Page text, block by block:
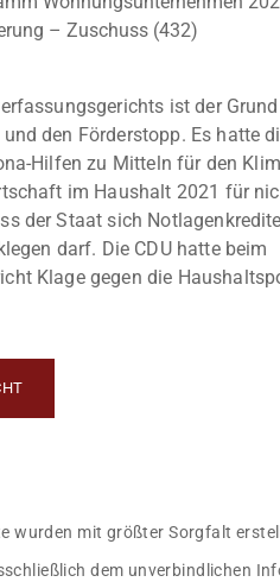
– Zuschuss (432)
ist der
und den Förderstopp. Es hatte
Hilfen zu Mitteln für den
im Haushalt 2021 für
der Staat sich
darf. Die CDU hatte beim
Klage gegen die
wurden mit größter Sorgfalt
dem unverbindlichen